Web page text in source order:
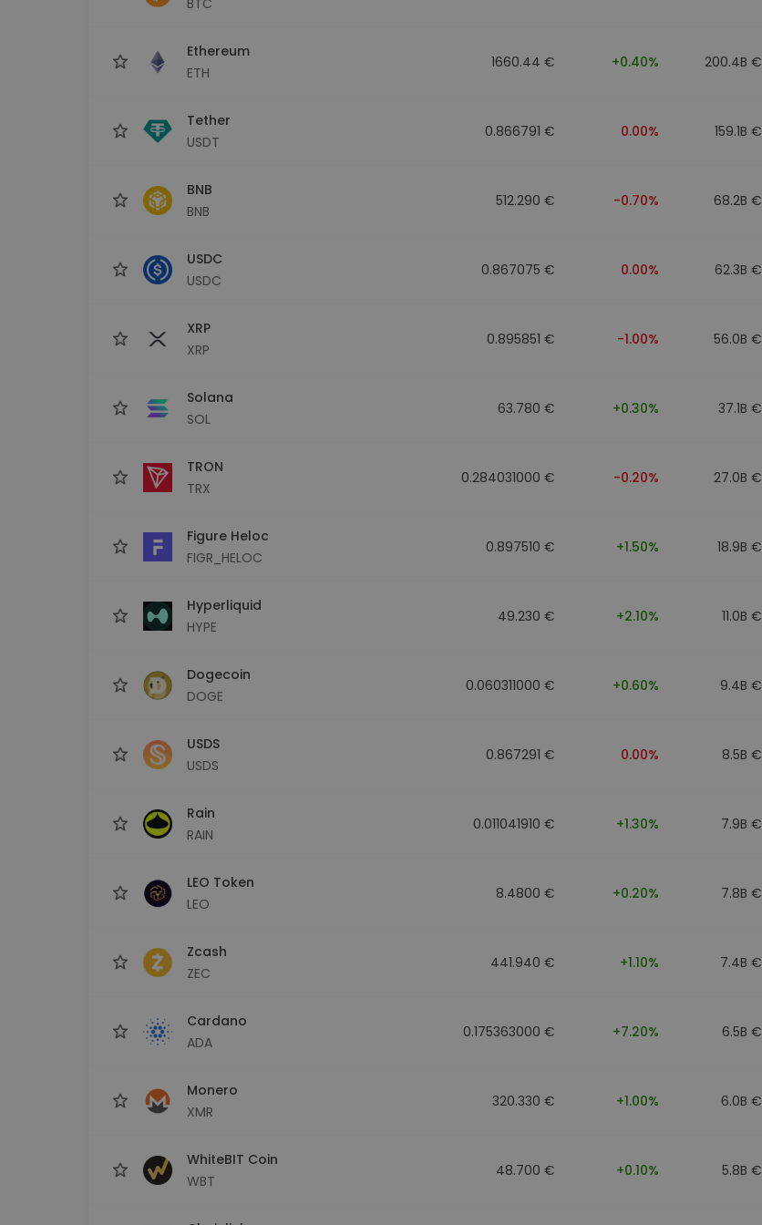
Ethereum
ETH
1660.44 € +0.40% 200.4B €
Tether
USDT
0.866791 € 0.00% 159.1B €
BNB
BNB
512.290 € -0.70% 68.2B €
USDC
USDC
0.867075 € 0.00% 62.3B €
XRP
XRP
0.895851 € -1.00% 56.0B €
Solana
SOL
63.780 € +0.30% 37.1B €
TRON
TRX
0.284031000 € -0.20% 27.0B €
Figure Heloc
FIGR_HELOC
0.897510 € +1.50% 18.9B €
Hyperliquid
HYPE
49.230 € +2.10% 11.0B €
Dogecoin
DOGE
0.060311000 € +0.60% 9.4B €
USDS
USDS
0.867291 € 0.00% 8.5B €
Rain
RAIN
0.011041910 € +1.30% 7.9B €
LEO Token
LEO
8.4800 € +0.20% 7.8B €
Zcash
ZEC
441.940 € +1.10% 7.4B €
Cardano
ADA
0.175363000 € +7.20% 6.5B €
Monero
XMR
320.330 € +1.00% 6.0B €
WhiteBIT Coin
WBT
48.700 € +0.10% 5.8B €